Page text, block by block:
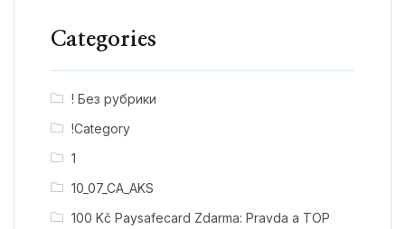
Categories
! Без рубрики
!Category
1
10_07_CA_AKS
100 Kč Paysafecard Zdarma: Pravda a TOP